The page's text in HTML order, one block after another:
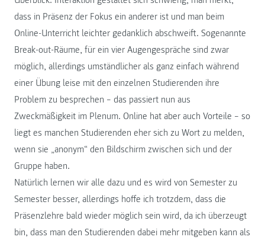
dass in Präsenz der Fokus ein anderer ist und man beim
Online-Unterricht leichter gedanklich abschweift. Sogenannte
Break-out-Räume, für ein vier Augengespräche sind zwar
möglich, allerdings umständlicher als ganz einfach während
einer Übung leise mit den einzelnen Studierenden ihre
Problem zu besprechen – das passiert nun aus
Zweckmäßigkeit im Plenum. Online hat aber auch Vorteile – so
liegt es manchen Studierenden eher sich zu Wort zu melden,
wenn sie „anonym“ den Bildschirm zwischen sich und der
Gruppe haben.
Natürlich lernen wir alle dazu und es wird von Semester zu
Semester besser, allerdings hoffe ich trotzdem, dass die
Präsenzlehre bald wieder möglich sein wird, da ich überzeugt
bin, dass man den Studierenden dabei mehr mitgeben kann als